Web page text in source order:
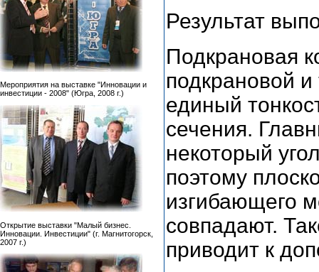
Результат
Подкрановая
подкрановой
единый
сечения.
некоторый
поэтому
изгибающего
совпадают.
приводит к
Мероприятия на выставке "Инновации и
инвестиции - 2008" (Югра, 2008 г.)
Открытие выставки "Малый бизнес.
Инновации. Инвестиции" (г. Магнитогорск,
2007 г.)